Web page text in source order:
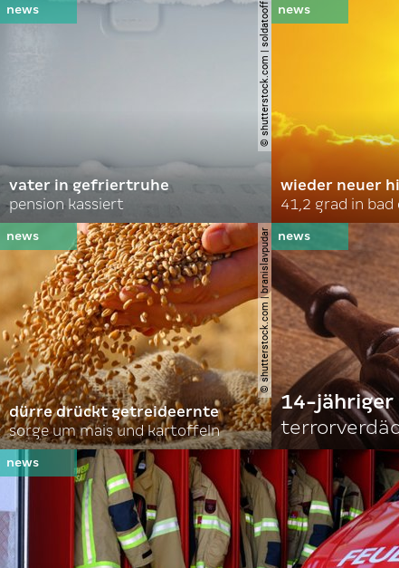
© shutterstock.com | soldatooff
vater in gefriertruhe
pension kassiert
wieder neuer
41,2 grad in
© shutterstock.com | branislavpudar
dürre drückt getreideernte
sorge um mais und kartoffeln
14-